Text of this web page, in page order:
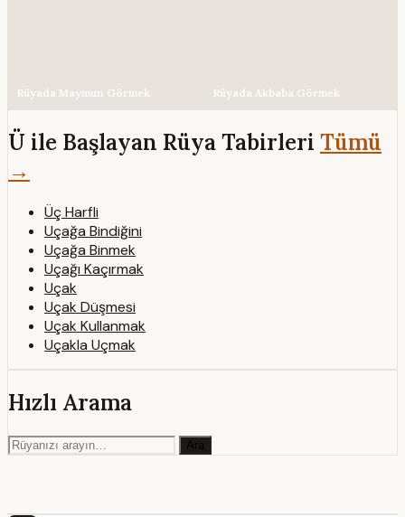
Rüyada Maymun Görmek Rüyada Akbaba Görmek
Ü ile Başlayan Rüya Tabirleri Tümü
→
Üç Harfli
Uçağa Bindiğini
Uçağa Binmek
Uçağı Kaçırmak
Uçak
Uçak Düşmesi
Uçak Kullanmak
Uçakla Uçmak
Hızlı Arama
Ara